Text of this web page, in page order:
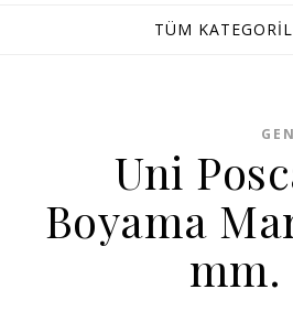
TÜM
Uni
Boyama
mm.